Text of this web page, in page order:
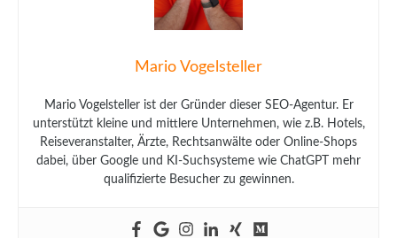
Mario Vogelsteller
Mario Vogelsteller ist der Gründer dieser SEO-Agentur. Er
unterstützt kleine und mittlere Unternehmen, wie z.B. Hotels,
Reiseveranstalter, Ärzte, Rechtsanwälte oder Online-Shops
dabei, über Google und KI-Suchsysteme wie ChatGPT mehr
qualifizierte Besucher zu gewinnen.